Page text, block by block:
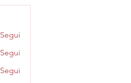
Segui
Segui
Segui